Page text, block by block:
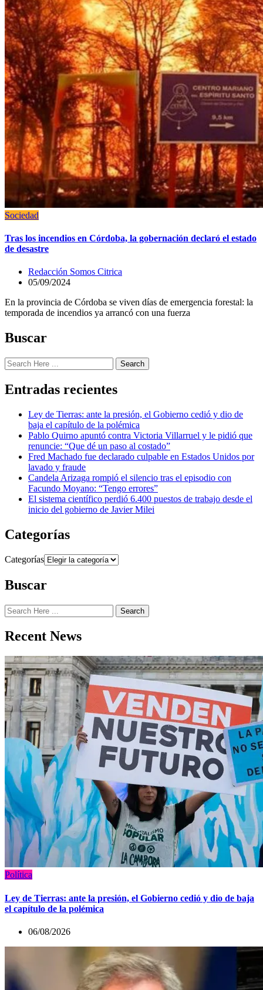
Sociedad
Tras los incendios en Córdoba, la gobernación declaró el estado
de desastre
Redacción Somos Citrica
05/09/2024
En la provincia de Córdoba se viven días de emergencia forestal: la
temporada de incendios ya arrancó con una fuerza
Buscar
Search
Entradas recientes
Ley de Tierras: ante la presión, el Gobierno cedió y dio de
baja el capítulo de la polémica
Pablo Quirno apuntó contra Victoria Villarruel y le pidió que
renuncie: “Que dé un paso al costado”
Fred Machado fue declarado culpable en Estados Unidos por
lavado y fraude
Candela Arizaga rompió el silencio tras el episodio con
Facundo Moyano: “Tengo errores”
El sistema científico perdió 6.400 puestos de trabajo desde el
inicio del gobierno de Javier Milei
Categorías
Categorías
Buscar
Search
Recent News
Política
Ley de Tierras: ante la presión, el Gobierno cedió y dio de baja
el capítulo de la polémica
06/08/2026